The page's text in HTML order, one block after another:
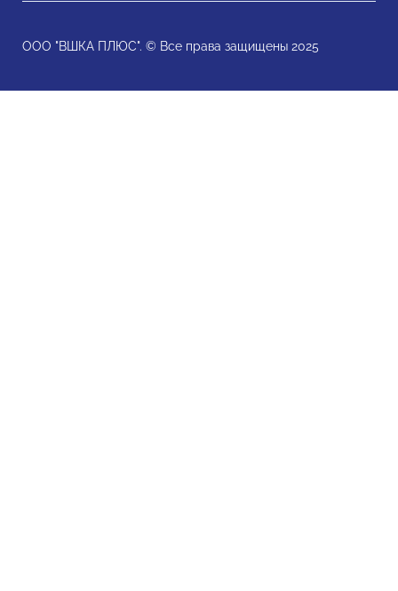
ООО "ВШКА ПЛЮС". © Все права защищены 2025